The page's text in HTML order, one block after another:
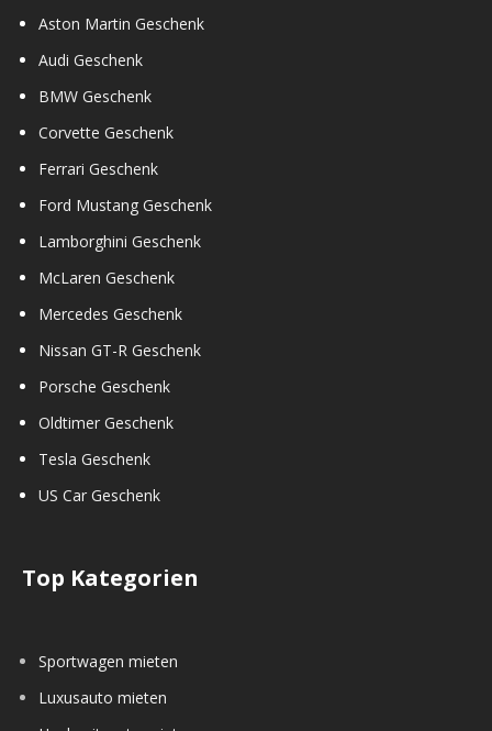
Aston Martin Geschenk
Audi Geschenk
BMW Geschenk
Corvette Geschenk
Ferrari Geschenk
Ford Mustang Geschenk
Lamborghini Geschenk
McLaren Geschenk
Mercedes Geschenk
Nissan GT-R Geschenk
Porsche Geschenk
Oldtimer Geschenk
Tesla Geschenk
US Car Geschenk
Top Kategorien
Sportwagen mieten
Luxusauto mieten